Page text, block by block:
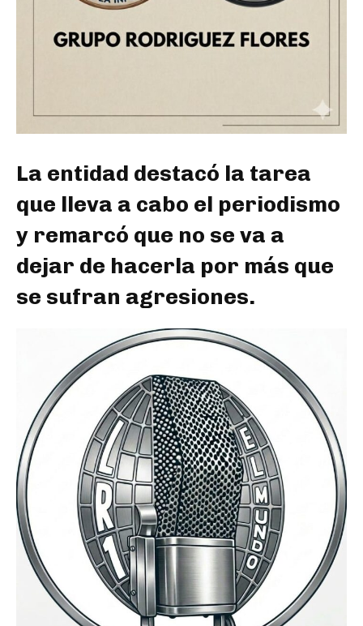
La entidad destacó la tarea
que lleva a cabo el periodismo
y remarcó que no se va a
dejar de hacerla por más que
se sufran agresiones.